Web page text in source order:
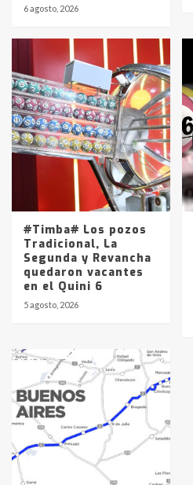
6 agosto, 2026
#Timba# Los pozos
Tradicional, La
Segunda y Revancha
quedaron vacantes
en el Quini 6
5 agosto, 2026